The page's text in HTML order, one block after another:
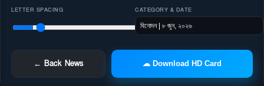
LETTER SPACING CATEGORY & DATE
← Back News ☁ Download HD Card